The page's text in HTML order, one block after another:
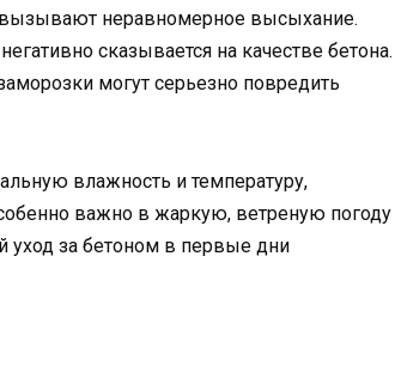
неравномерное высыхание.
сказывается на качестве бетона.
могут серьезно повредить
влажность и температуру,
важно в жаркую, ветреную погоду
уход за бетоном в первые дни